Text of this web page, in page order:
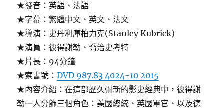
★發音：英語、法語
★字幕：繁體中文、英文、法文
★導演：史丹利庫柏力克(Stanley Kubrick)
★演員：彼得謝勒、喬治史考特
★片長：94分鐘
★索書號：DVD 987.83 4024-10 2015
★內容介紹：在這部歷久彌新的影史經典中，彼得謝
勒一人分飾三個角色：美國總統、英國軍官、以及德